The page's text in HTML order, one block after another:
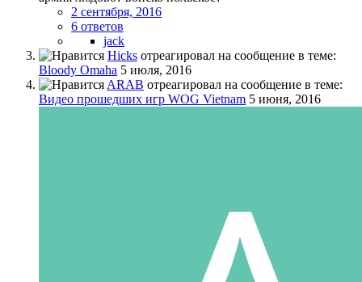
2 сентября, 2016
6 ответов
jack
Hicks отреагировал на сообщение в теме:
Bloody Omaha 5 июля, 2016
ARAB отреагировал на сообщение в теме:
Видео прошедших игр WOG Vietnam 5 июня, 2016